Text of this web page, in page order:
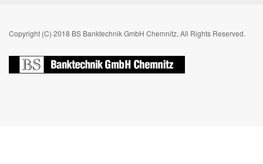
Copyright (C) 2018 BS Banktechnik GmbH Chemnitz, All Rights Reserved.